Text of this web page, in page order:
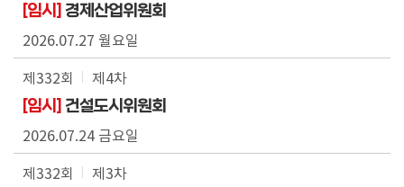
자
료
실
정
보
공
[임시] 경제산업위원회
2026.07.27 월요일
제332회
제4차
[임시] 건설도시위원회
2026.07.24 금요일
제332회
제3차